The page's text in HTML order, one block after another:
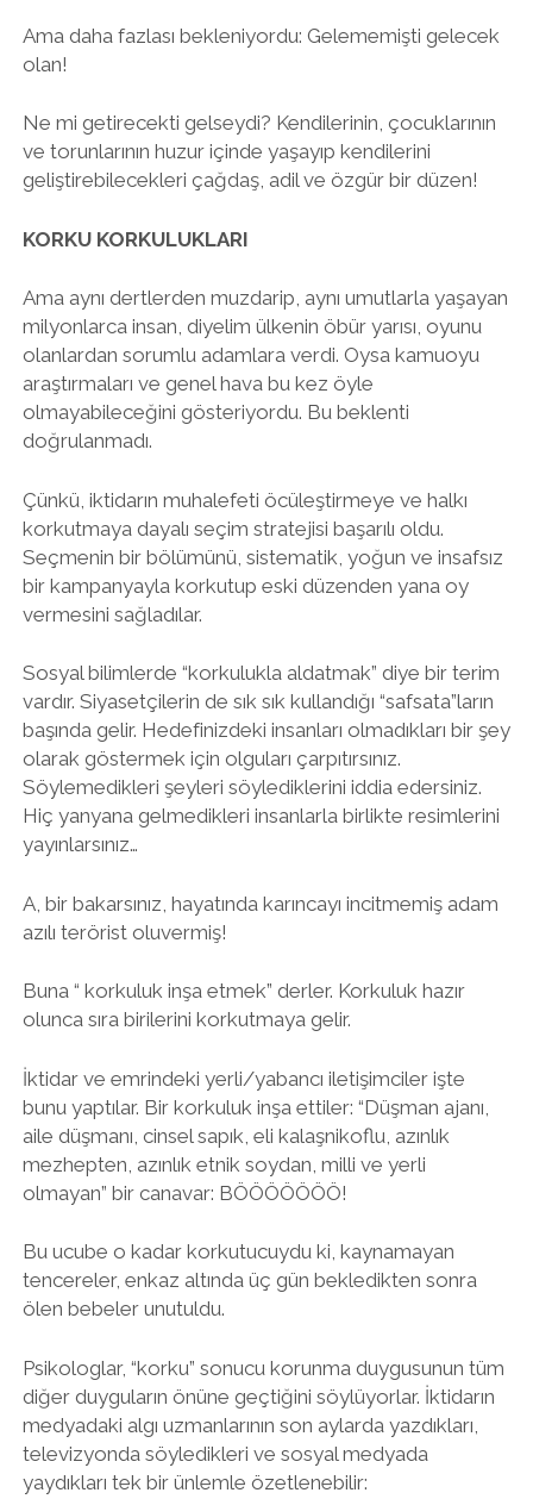
Ama daha fazlası bekleniyordu: Gelememişti gelecek
olan!
Ne mi getirecekti gelseydi? Kendilerinin, çocuklarının
ve torunlarının huzur içinde yaşayıp kendilerini
geliştirebilecekleri çağdaş, adil ve özgür bir düzen!
KORKU KORKULUKLARI
Ama aynı dertlerden muzdarip, aynı umutlarla yaşayan
milyonlarca insan, diyelim ülkenin öbür yarısı, oyunu
olanlardan sorumlu adamlara verdi. Oysa kamuoyu
araştırmaları ve genel hava bu kez öyle
olmayabileceğini gösteriyordu. Bu beklenti
doğrulanmadı.
Çünkü, iktidarın muhalefeti öcüleştirmeye ve halkı
korkutmaya dayalı seçim stratejisi başarılı oldu.
Seçmenin bir bölümünü, sistematik, yoğun ve insafsız
bir kampanyayla korkutup eski düzenden yana oy
vermesini sağladılar.
Sosyal bilimlerde “korkulukla aldatmak” diye bir terim
vardır. Siyasetçilerin de sık sık kullandığı “safsata”ların
başında gelir. Hedefinizdeki insanları olmadıkları bir şey
olarak göstermek için olguları çarpıtırsınız.
Söylemedikleri şeyleri söylediklerini iddia edersiniz.
Hiç yanyana gelmedikleri insanlarla birlikte resimlerini
yayınlarsınız…
A, bir bakarsınız, hayatında karıncayı incitmemiş adam
azılı terörist oluvermiş!
Buna “ korkuluk inşa etmek” derler. Korkuluk hazır
olunca sıra birilerini korkutmaya gelir.
İktidar ve emrindeki yerli/yabancı iletişimciler işte
bunu yaptılar. Bir korkuluk inşa ettiler: “Düşman ajanı,
aile düşmanı, cinsel sapık, eli kalaşnikoflu, azınlık
mezhepten, azınlık etnik soydan, milli ve yerli
olmayan” bir canavar: BÖÖÖÖÖÖÖ!
Bu ucube o kadar korkutucuydu ki, kaynamayan
tencereler, enkaz altında üç gün bekledikten sonra
ölen bebeler unutuldu.
Psikologlar, “korku” sonucu korunma duygusunun tüm
diğer duyguların önüne geçtiğini söylüyorlar. İktidarın
medyadaki algı uzmanlarının son aylarda yazdıkları,
televizyonda söyledikleri ve sosyal medyada
yaydıkları tek bir ünlemle özetlenebilir: